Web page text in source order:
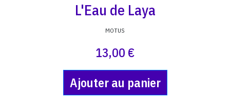
L'Eau de Laya
MOTUS
13,00 €
Ajouter au panier